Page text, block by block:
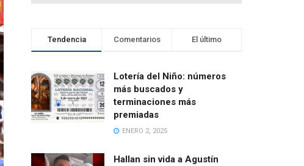
Tendencia Comentarios El último
Lotería del Niño: números
más buscados y
terminaciones más
premiadas
ENERO 2, 2025
Hallan sin vida a Agustín